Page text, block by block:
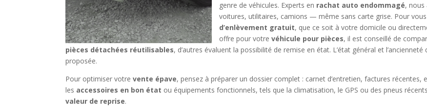
genre de véhicules. Experts en rachat auto endommagé,
voitures, utilitaires, camions — même sans carte grise. Pour
d’enlèvement gratuit, que ce soit à votre domicile ou
offre pour votrevéhicule pour pièces, il est conseillé de
pièces détachées réutilisables, d’autres évaluent la possibilité de remise en état. L’état général et
proposée.
Pour optimiser votrevente épave, pensez à préparer un dossier complet : carnet d’entretien, factures récentes,
les accessoires en bon état ou équipements fonctionnels, tels que la climatisation, le GPS ou des pneus
valeur de reprise.